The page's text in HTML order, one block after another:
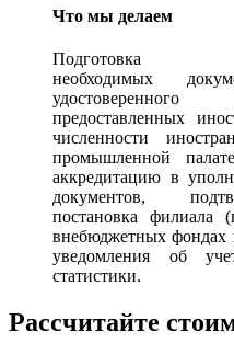
Что мы делаем
Подготовка
необходимых
предоставленных
численности
промышленной
аккредитацию в
документов,
постановка филиала
внебюджетных фондах
уведомления об
статистики.
Рассчитайте